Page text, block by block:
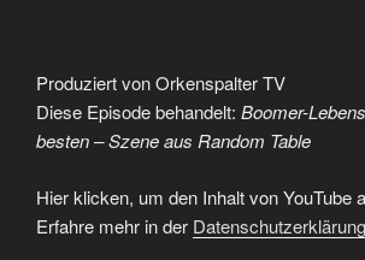
Produziert von Orkenspalter TV
Diese Episode behandelt: Boomer-
besten – Szene aus Random Table
„Boomer-
Lebenstipps
sind
die
Hier klicken, um den Inhalt von YouTube
Erfahre mehr in der